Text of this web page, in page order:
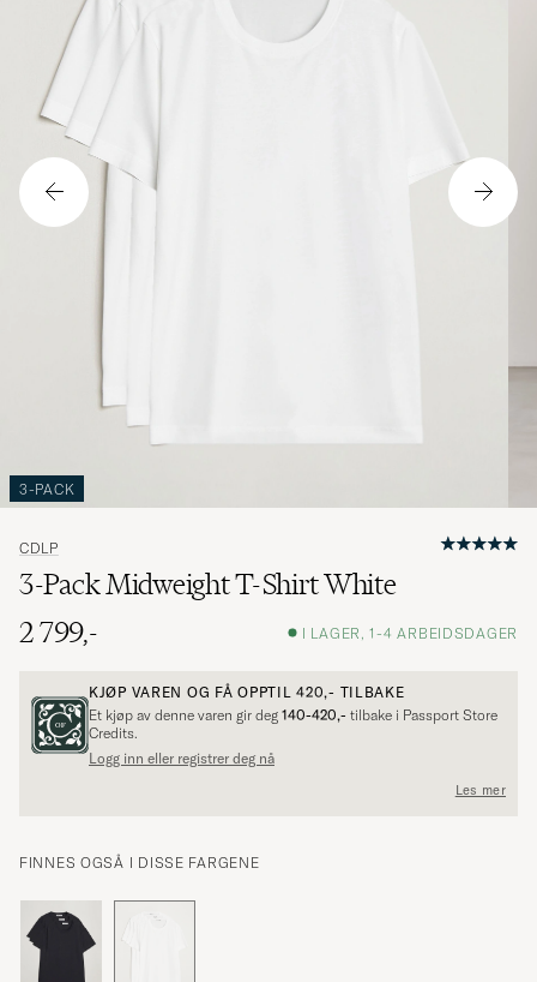
3-PACK
CDLP
3-Pack Midweight T-Shirt White
2 799,-
I LAGER, 1-4 ARBEIDSDAGER
KJØP VAREN OG FÅ OPPTIL420,- TILBAKE
Et kjøp av denne varen gir deg 140-420,- tilbake i Passport Store
Credits.
Logg inn eller registrer deg nå
Les mer
FINNES OGSÅ I DISSE FARGENE